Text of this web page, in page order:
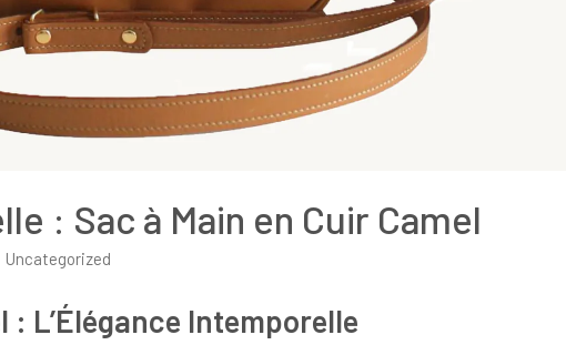
: Sac à Main en Cuir Camel
Uncategorized
: L’Élégance Intemporelle